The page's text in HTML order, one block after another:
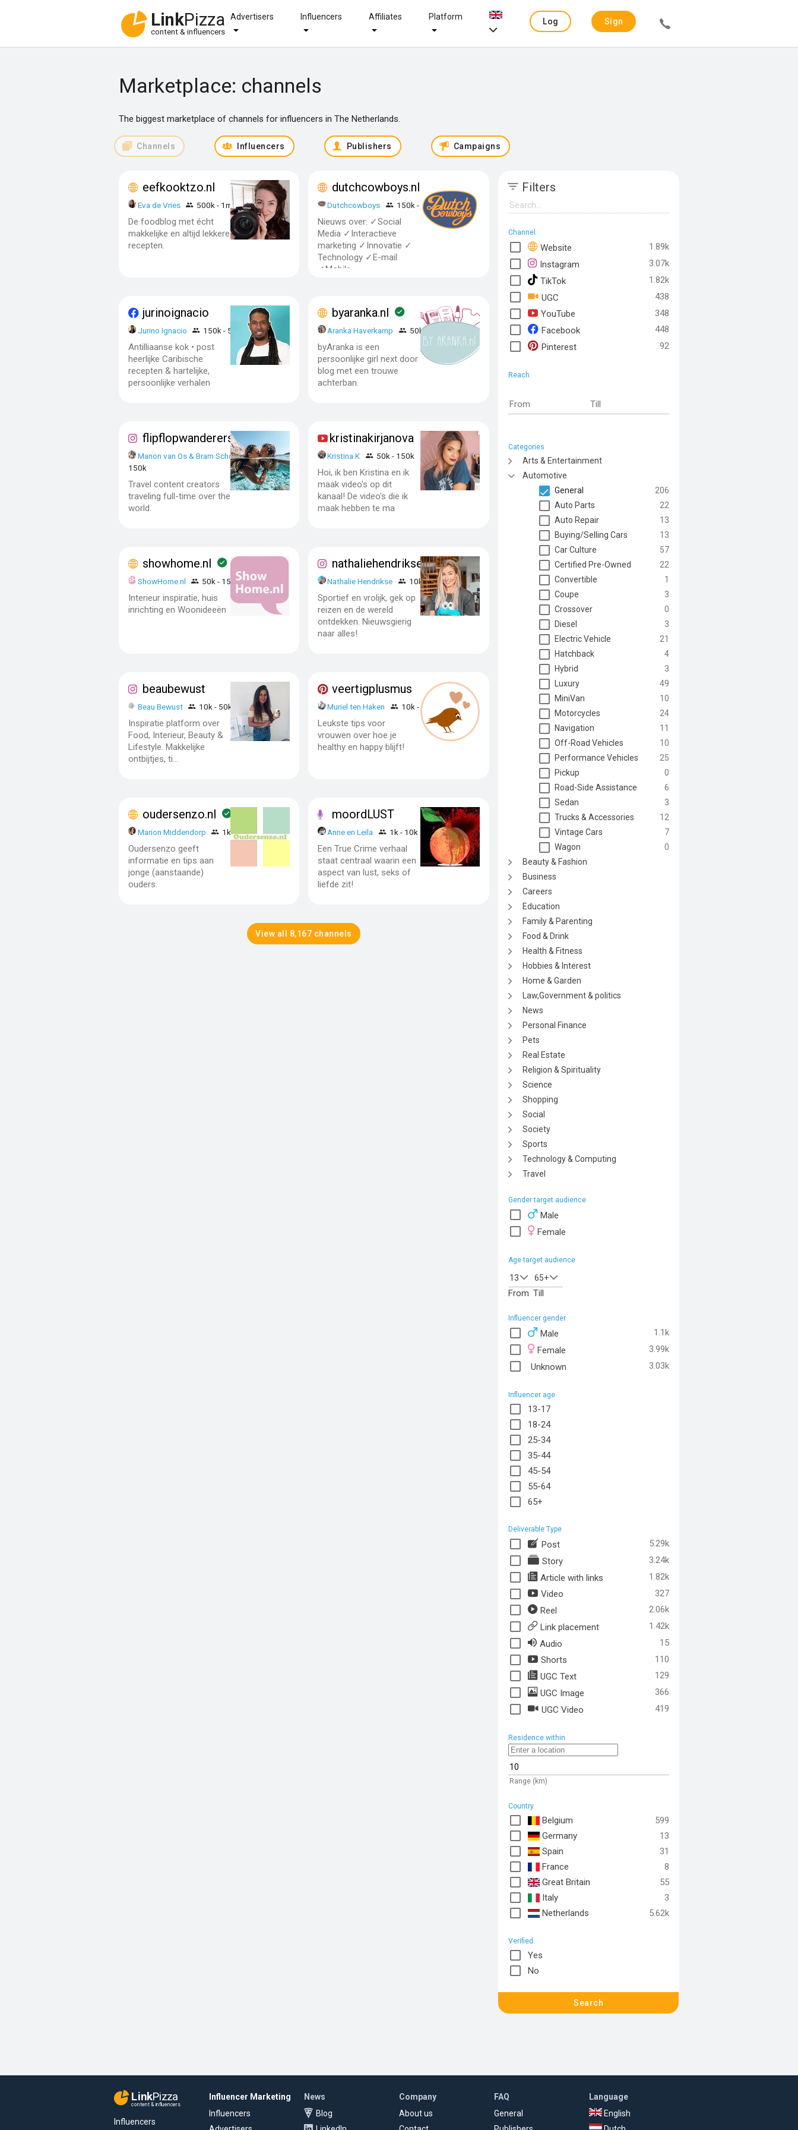
LinkPizza
content & influencers
Advertisers Influencers Affiliates Platform
Log
Sign
Marketplace: channels
The biggest marketplace of channels for influencers in The Netherlands.
Channels Influencers Publishers Campaigns
eefkooktzo.nl
Eva de Vries 500k - 1m
De foodblog met écht
makkelijke en altijd lekkere
recepten.
dutchcowboys.nl
Dutchcowboys 150k - 500k
Nieuws over: ✓Social
Media ✓Interactieve
marketing ✓Innovatie ✓
Technology ✓E-mail
✓Mobile
jurinoignacio
Jurino Ignacio 150k - 500k
Antilliaanse kok • post
heerlijke Caribische
recepten & hartelijke,
persoonlijke verhalen
byaranka.nl
Aranka Haverkamp 50k - 150k
byAranka is een
persoonlijke girl next door
blog met een trouwe
achterban.
flipflopwanderers
Manon van Os & Bram School
50k -
150k
Travel content creators
traveling full-time over the
world.
kristinakirjanova
Kristina K 50k - 150k
Hoi, ik ben Kristina en ik
maak video's op dit
kanaal! De video's die ik
maak hebben te ma
showhome.nl
ShowHome.nl 50k - 150k
Interieur inspiratie, huis
inrichting en Woonideeën
nathaliehendrikse
Nathalie Hendrikse 10k - 50k
Sportief en vrolijk, gek op
reizen en de wereld
ontdekken. Nieuwsgierig
naar alles!
beaubewust
Beau Bewust 10k - 50k
Inspiratie platform over
Food, Interieur, Beauty &
Lifestyle. Makkelijke
ontbijtjes, ti...
veertigplusmus
Muriel ten Haken 10k - 50k
Leukste tips voor
vrouwen over hoe je
healthy en happy blijft!
oudersenzo.nl
Marion Middendorp 1k - 10k
Oudersenzo geeft
informatie en tips aan
jonge (aanstaande)
ouders.
moordLUST
Anne en Leila 1k - 10k
Een True Crime verhaal
staat centraal waarin een
aspect van lust, seks of
liefde zit!
View all 8,167 channels
Filters
Channel
Website
1.89k
Instagram
3.07k
TikTok
1.82k
UGC
438
YouTube
348
Facebook
448
Pinterest
92
Reach
From Till
Categories
Arts & Entertainment
Automotive
General
206
Auto Parts
22
Auto Repair
13
Buying/Selling Cars
13
Car Culture
57
Certified Pre-Owned
22
Convertible
1
Coupe
3
Crossover
0
Diesel
3
Electric Vehicle
21
Hatchback
4
Hybrid
3
Luxury
49
MiniVan
10
Motorcycles
24
Navigation
11
Off-Road Vehicles
10
Performance Vehicles
25
Pickup
0
Road-Side Assistance
6
Sedan
3
Trucks & Accessories
12
Vintage Cars
7
Wagon
0
Beauty & Fashion
Business
Careers
Education
Family & Parenting
Food & Drink
Health & Fitness
Hobbies & Interest
Home & Garden
Law,Government & politics
News
Personal Finance
Pets
Real Estate
Religion & Spirituality
Science
Shopping
Social
Society
Sports
Technology & Computing
Travel
Gender target audience
Male
Female
Age target audience
13
From
65+
Till
Influencer gender
Male
1.1k
Female
3.99k
Unknown
3.03k
Influencer age
13-17
18-24
25-34
35-44
45-54
55-64
65+
Deliverable Type
Post
5.29k
Story
3.24k
Article with links
1.82k
Video
327
Reel
2.06k
Link placement
1.42k
Audio
15
Shorts
110
UGC Text
129
UGC Image
366
UGC Video
419
Residence within
Range (km)
Country
Belgium
599
Germany
13
Spain
31
France
8
Great Britain
55
Italy
3
Netherlands
5.62k
Verified
Yes
No
Search
LinkPizza
content & influencers
Influencers
Influencer Marketing
Influencers
News
Blog
Company
About us
FAQ
General
Language
English